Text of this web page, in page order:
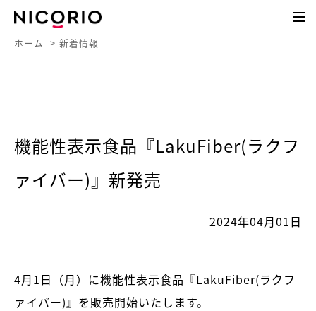
ホーム 新着情報
機能性表示食品『LakuFiber(ラクフ
ァイバー)』新発売
2024年04月01日
4月1日（月）に機能性表示食品『LakuFiber(ラクフ
ァイバー)』を販売開始いたします。